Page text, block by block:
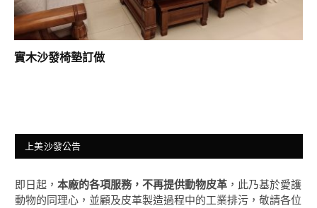
實木沙發椅墊訂做
上美沙發公告
即日起， 本廠的各項服務，不再提供動物皮革 ，此乃基於愛護
動物的同理心，並顧及皮革製造過程中的工業排污，敬請各位